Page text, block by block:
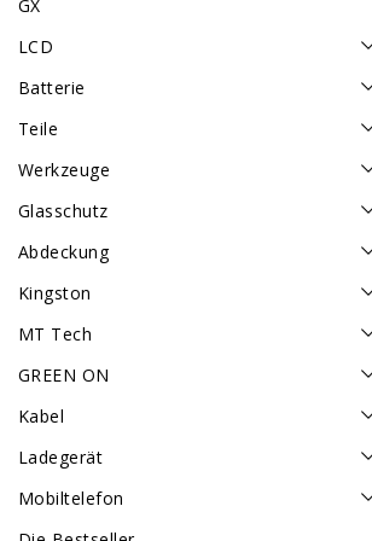
GX
LCD
Batterie
Teile
Werkzeuge
Glasschutz
Abdeckung
Kingston
MT Tech
GREEN ON
Kabel
Ladegerät
Mobiltelefon